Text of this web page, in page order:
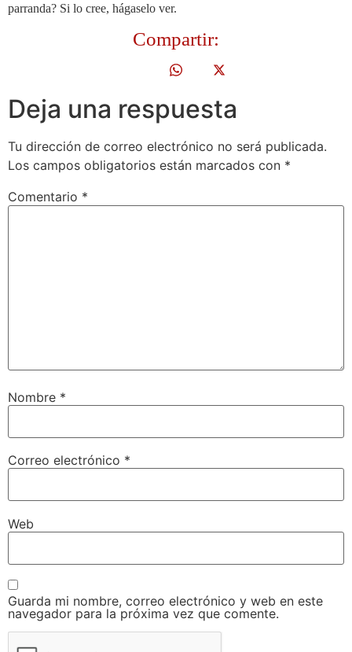
parranda? Si lo cree, hágaselo ver.
Compartir:
Deja una respuesta
Tu dirección de correo electrónico no será publicada.
Los campos obligatorios están marcados con *
Comentario *
Nombre *
Correo electrónico *
Web
Guarda mi nombre, correo electrónico y web en este
navegador para la próxima vez que comente.